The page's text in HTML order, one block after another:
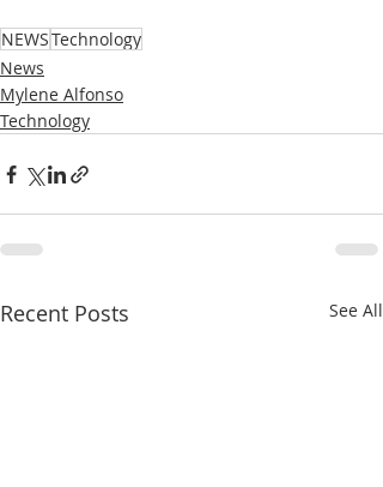
NEWSTechnology
News
Mylene Alfonso
Technology
Recent Posts See All